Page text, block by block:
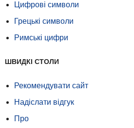
Цифрові символи
Грецькі символи
Римські цифри
ШВИДКІ СТОЛИ
Рекомендувати сайт
Надіслати відгук
Про